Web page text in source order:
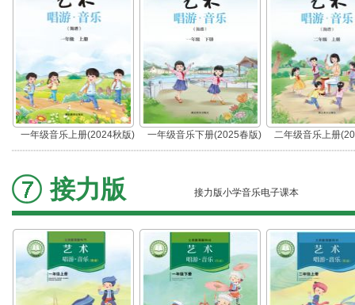
一年级音乐上册(2024秋版) 一年级音乐下册(2025春版) 二年级音乐上册
接力版 接力版小学音乐电子课本